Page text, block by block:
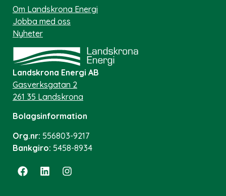
Om Landskrona Energi
Jobba med oss
Nyheter
Landskrona Energi AB
Gasverksgatan 2
261 35 Landskrona
Bolagsinformation
Org.nr: 556803-9217
Bankgiro: 5458-8934